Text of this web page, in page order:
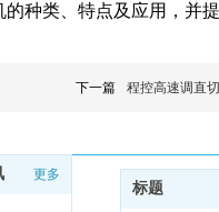
种类、特点及应用，并
下一篇 程控高速调直
标题
更多